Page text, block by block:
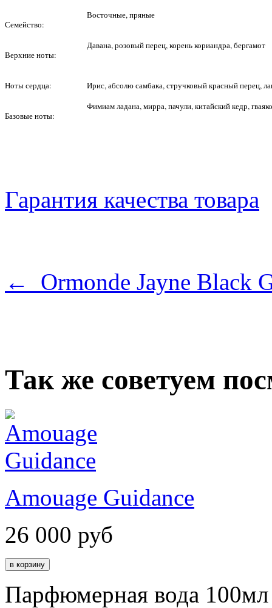
Семейство:
Восточные, пряные
Верхние ноты:
Давана, розовый перец, корень кориандра, бергамот
Ноты сердца: Ирис, абсолю самбака, стручковый красный перец,
Базовые ноты:
Фимиам ладана, мирра, пачули, китайский кедр,
Гарантия качества товара
← Ormonde Jayne Black
Так же советуем
Amouage Guidance
26 000 руб
Парфюмерная вода 100мл